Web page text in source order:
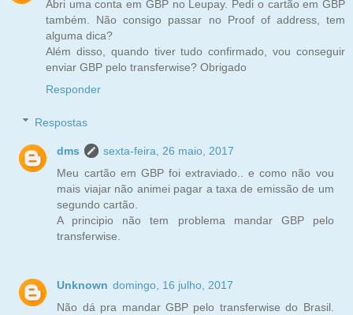
Abri uma conta em GBP no Leupay. Pedi o cartão em GBP
também. Não consigo passar no Proof of address, tem
alguma dica?
Além disso, quando tiver tudo confirmado, vou conseguir
enviar GBP pelo transferwise? Obrigado
Responder
Respostas
dms
sexta-feira, 26 maio, 2017
Meu cartão em GBP foi extraviado.. e como não vou
mais viajar não animei pagar a taxa de emissão de um
segundo cartão.
A principio não tem problema mandar GBP pelo
transferwise.
Unknown domingo, 16 julho, 2017
Não dá pra mandar GBP pelo transferwise do Brasil.